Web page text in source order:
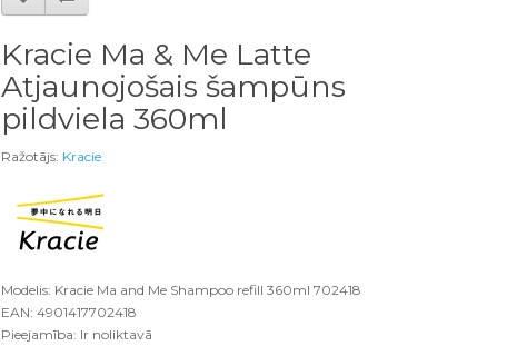
Kracie Ma & Me Latte
Atjaunojošais šampūns
pildviela 360ml
Ražotājs: Kracie
Modelis: Kracie Ma and Me Shampoo refill 360ml 702418
EAN: 4901417702418
Pieejamība: Ir noliktavā